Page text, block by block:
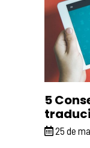
5
25 de